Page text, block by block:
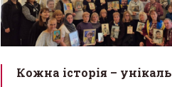
Кожна історія –